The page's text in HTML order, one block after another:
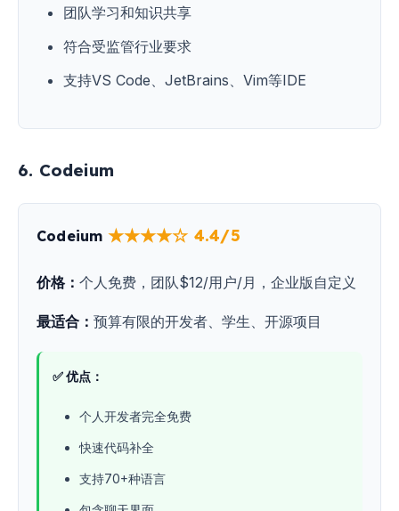
团队学习和知识共享
符合受监管行业要求
支持VS Code、JetBrains、Vim等IDE
6. Codeium
Codeium ★★★★☆ 4.4/5
价格： 个人免费，团队$12/用户/月，企业版自定义
最适合： 预算有限的开发者、学生、开源项目
✅ 优点：
个人开发者完全免费
快速代码补全
支持70+种语言